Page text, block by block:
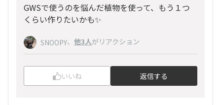
GWSで使うのを悩んだ植物を使って、もう１つ
くらい作りたいかも✨
SNOOPY、 他3人がリアクション
いいね 返信する